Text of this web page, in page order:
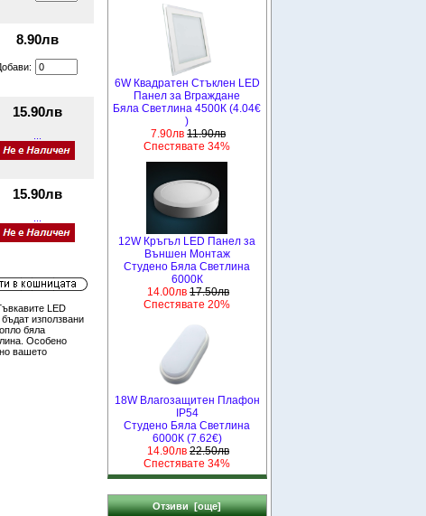
8.90лв
15.90лв
15.90лв
LED
използвани
бяла
Особено
вашето
6W Квадратен Стъклен LED
Панел за Вграждане
Бяла Светлина 4500К (4.04€
)
7.90лв 11.90лв
Спестявате 34%
12W Кръгъл LED Панел за
Външен Монтаж
Студено Бяла Светлина
6000К
14.00лв 17.50лв
Спестявате 20%
18W Влагозащитен Плафон
IP54
Студено Бяла Светлина
6000К (7.62€)
14.90лв 22.50лв
Спестявате 34%
Отзиви [още]